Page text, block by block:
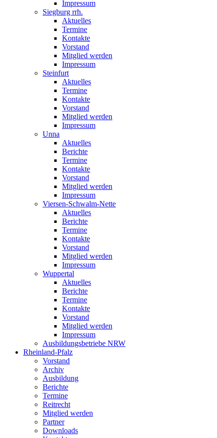
Impressum
Siegburg rrh.
Aktuelles
Termine
Kontakte
Vorstand
Mitglied werden
Impressum
Steinfurt
Aktuelles
Termine
Kontakte
Vorstand
Mitglied werden
Impressum
Unna
Aktuelles
Berichte
Termine
Kontakte
Vorstand
Mitglied werden
Impressum
Viersen-Schwalm-Nette
Aktuelles
Berichte
Termine
Kontakte
Vorstand
Mitglied werden
Impressum
Wuppertal
Aktuelles
Berichte
Termine
Kontakte
Vorstand
Mitglied werden
Impressum
Ausbildungsbetriebe NRW
Rheinland-Pfalz
Vorstand
Archiv
Ausbildung
Berichte
Termine
Reitrecht
Mitglied werden
Partner
Downloads